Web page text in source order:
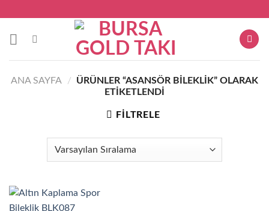
content
ANA SAYFA /
ÜRÜNLER “ASANSÖR BILEKLIK” OLARAK
ETIKETLENDI
FILTRELE